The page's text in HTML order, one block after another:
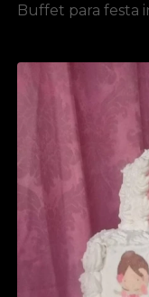
Buffet para festa